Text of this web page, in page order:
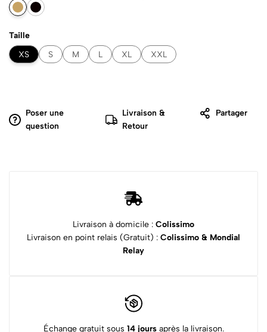
Taille
XS
S M L XL XXL
Poser une
question
Livraison &
Retour
Partager
Livraison à domicile : Colissimo
Livraison en point relais (Gratuit) : Colissimo & Mondial
Relay
Échange gratuit sous 14 joursaprès la livraison.